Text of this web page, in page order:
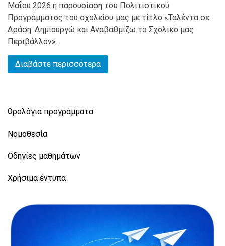
Μαΐου 2026 η παρουσίαση του Πολιτιστικού
Προγράμματος του σχολείου μας με τίτλο «Ταλέντα σε
Δράση: Δημιουργώ και Αναβαθμίζω το Σχολικό μας
Περιβάλλον»...
Διαβάστε περισσότερα
Ωρολόγια προγράμματα
Νομοθεσία
Οδηγίες μαθημάτων
Χρήσιμα έντυπα